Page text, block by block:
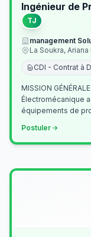
Ingénieur de
TJ
management
La Soukra,
CDI - Contrat à
MISSION
Électromécanique
équipements de
Postuler